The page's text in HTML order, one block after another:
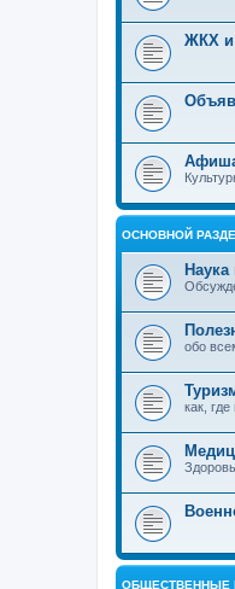
ЖКХ и
ОСНОВНОЙ
обо
как,
ОБЩЕСТВЕННЫЕ